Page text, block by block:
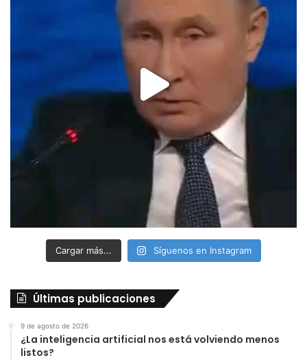
Cargar más... Síguenos en Instagram
Últimas publicaciones
9 de agosto de 2026
¿La inteligencia artificial nos está volviendo menos
listos?